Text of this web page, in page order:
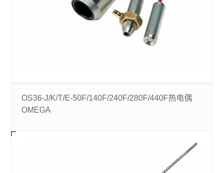
OS36-J/K/T/E-50F/140F/240F/280F/440F热电偶
OMEGA